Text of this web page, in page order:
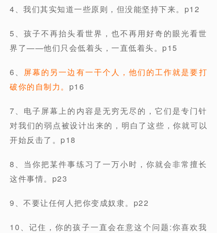
4、我们其实知道一些原则，但没能坚持下来。p12
5、孩子不再抬头看世界，也不再用好奇的眼光看世
界了——他们只会低着头，一直低着头。p15
6、 屏幕的另一边有一干个人，他们的工作就是要打
破你的自制力。 p16
7、电子屏幕上的内容是无穷无尽的，它们是专门针
对我们的弱点被设计出来的，明白了这些，你就可以
开始反击了。p18
8、当你把某件事练习了一万小时，你就会非常擅长
这件事情。p23
9、不要让任何人把你变成奴隶。p22
10、记住，你的孩子一直会在意这个问题:你喜欢我